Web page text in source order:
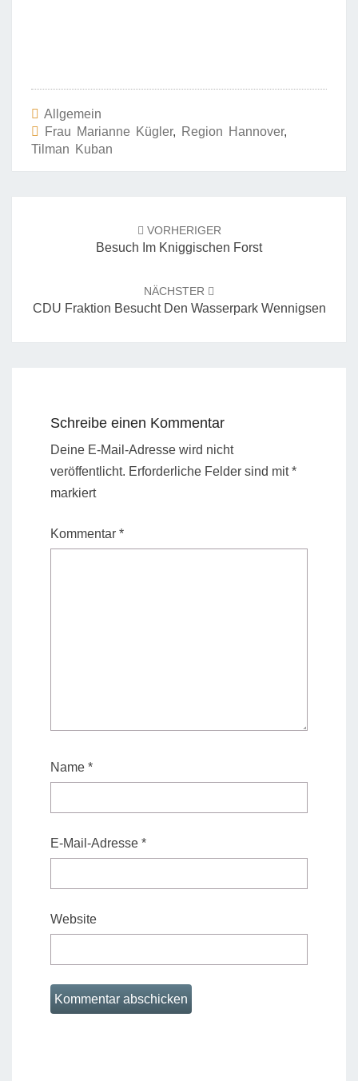
Allgemein
Frau Marianne Kügler, Region Hannover,
Tilman Kuban
VORHERIGER
Besuch Im Kniggischen Forst
NÄCHSTER
CDU Fraktion Besucht Den Wasserpark Wennigsen
Schreibe einen Kommentar
Deine E-Mail-Adresse wird nicht
veröffentlicht. Erforderliche Felder sind mit*
markiert
Kommentar *
Name *
E-Mail-Adresse *
Website